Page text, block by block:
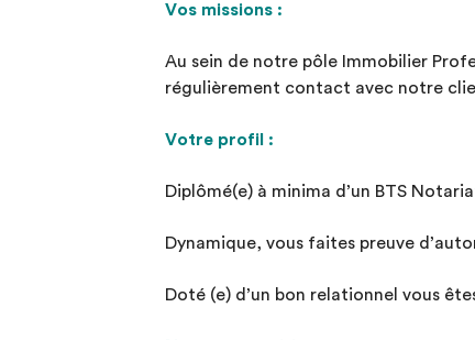
Vos missions :
Au sein de notre pôle Immobilier
régulièrement contact avec notre
Votre profil :
Diplômé(e) à minima d’un BTS
Dynamique, vous faites preuve
Doté (e) d’un bon relationnel vous